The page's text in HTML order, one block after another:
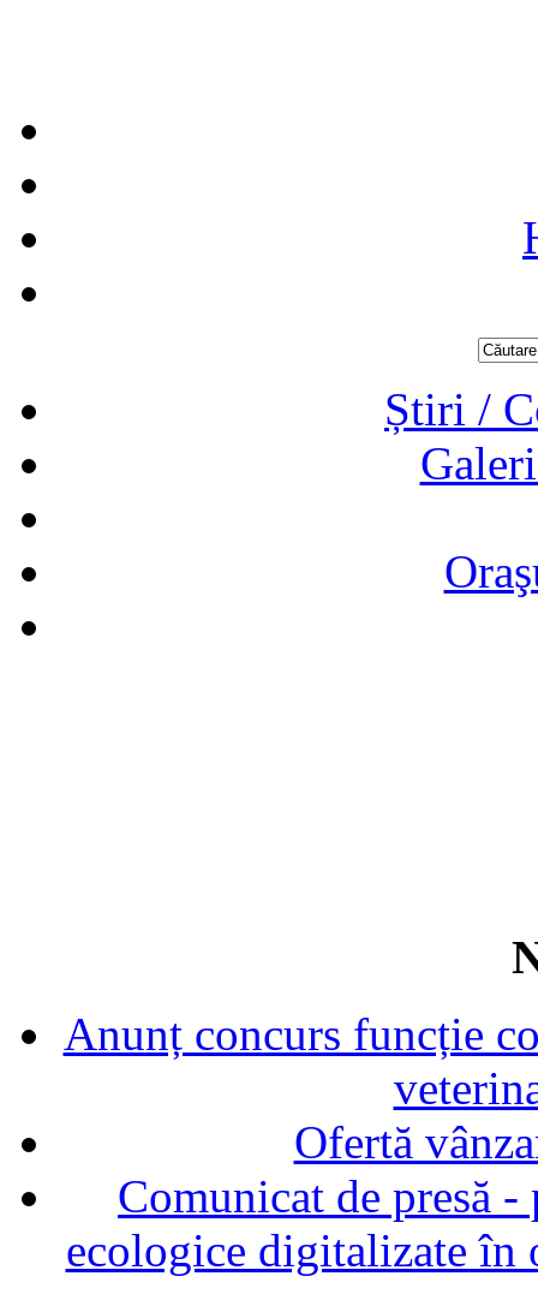
Știri /
Anunț concurs funcție
Ofertă
Comunicat de presă
ecologice digitalizate în